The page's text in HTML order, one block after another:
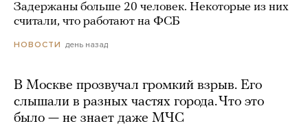
Задержаны больше 20 человек. Некоторые из них
считали, что работают на ФСБ
НОВОСТИ день назад
В Москве прозвучал громкий взрыв. Его
слышали в разных частях города. Что это
было — не знает даже МЧС